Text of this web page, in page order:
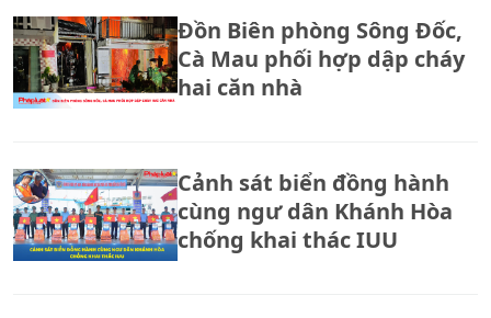
Đồn Biên phòng Sông Đốc,
Cà Mau phối hợp dập cháy
hai căn nhà
Cảnh sát biển đồng hành
cùng ngư dân Khánh Hòa
chống khai thác IUU